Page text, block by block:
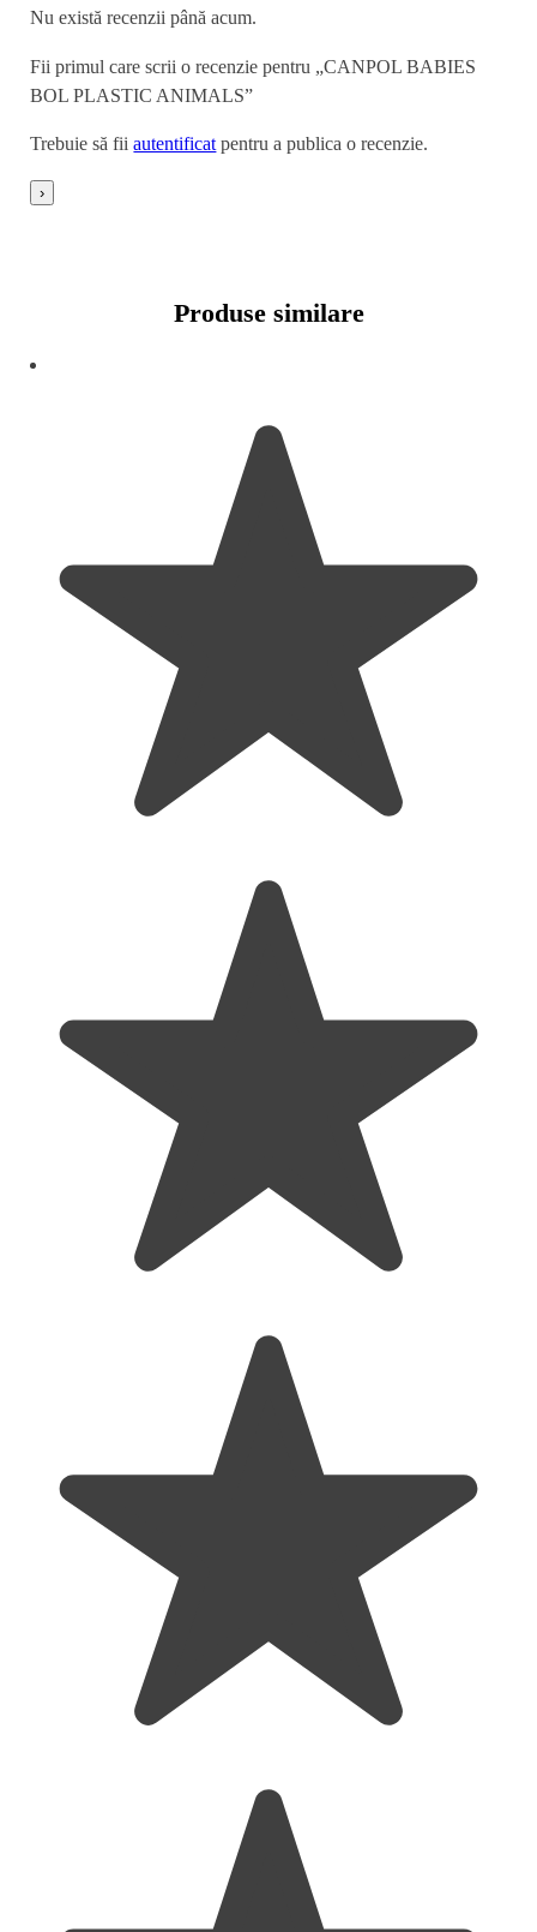
Nu există recenzii până acum.
Fii primul care scrii o recenzie pentru „CANPOL BABIES
BOL PLASTIC ANIMALS”
Trebuie să fiiautentificatpentru a publica o recenzie.
›
Produse similare